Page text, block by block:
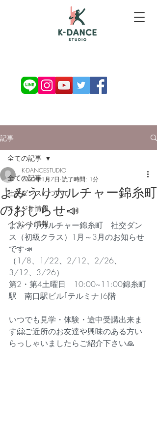
記事
全ての記事
社交ダンスについて
スタジオ情報
イベント情報
全ての記事
よみうりカルチャー錦糸町
のおしらせ📣
K-DANCESTUDIO
2022年1月7日 読了時間: 1分
よみうりカルチャー錦糸町　社交ダン
ス（初級クラス）1月～3月のお知らせ
です📣
（1/8、1/22、2/12、2/26、
3/12、3/26）
第2・第4土曜日　10:00~11:00錦糸町
駅　南口駅ビル｢テルミナ｣6階
いつでも見学・体験・途中受講出来ま
す🤗ご近所のお友達や興味のある方い
らっしゃいましたらご紹介下さい🙏